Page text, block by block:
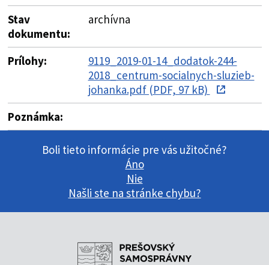
Stav
dokumentu:
archívna
Prílohy:
9119_2019-01-14_dodatok-244-
2018_centrum-socialnych-sluzieb-
johanka.pdf (PDF, 97 kB)
Poznámka:
Boli tieto informácie pre vás užitočné?
Áno
Nie
Našli ste na stránke chybu?